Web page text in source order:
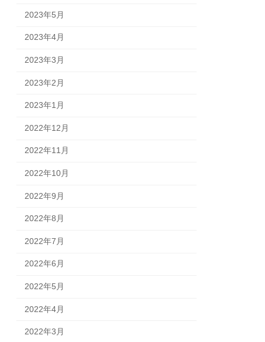
2023年5月
2023年4月
2023年3月
2023年2月
2023年1月
2022年12月
2022年11月
2022年10月
2022年9月
2022年8月
2022年7月
2022年6月
2022年5月
2022年4月
2022年3月